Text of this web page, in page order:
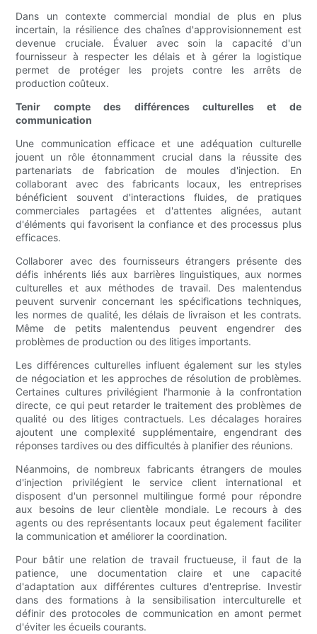
Dans un contexte commercial mondial de plus en plus
incertain, la résilience des chaînes d'approvisionnement est
devenue cruciale. Évaluer avec soin la capacité d'un
fournisseur à respecter les délais et à gérer la logistique
permet de protéger les projets contre les arrêts de
production coûteux.
Tenir compte des différences culturelles et de
communication
Une communication efficace et une adéquation culturelle
jouent un rôle étonnamment crucial dans la réussite des
partenariats de fabrication de moules d'injection. En
collaborant avec des fabricants locaux, les entreprises
bénéficient souvent d'interactions fluides, de pratiques
commerciales partagées et d'attentes alignées, autant
d'éléments qui favorisent la confiance et des processus plus
efficaces.
Collaborer avec des fournisseurs étrangers présente des
défis inhérents liés aux barrières linguistiques, aux normes
culturelles et aux méthodes de travail. Des malentendus
peuvent survenir concernant les spécifications techniques,
les normes de qualité, les délais de livraison et les contrats.
Même de petits malentendus peuvent engendrer des
problèmes de production ou des litiges importants.
Les différences culturelles influent également sur les styles
de négociation et les approches de résolution de problèmes.
Certaines cultures privilégient l'harmonie à la confrontation
directe, ce qui peut retarder le traitement des problèmes de
qualité ou des litiges contractuels. Les décalages horaires
ajoutent une complexité supplémentaire, engendrant des
réponses tardives ou des difficultés à planifier des réunions.
Néanmoins, de nombreux fabricants étrangers de moules
d'injection privilégient le service client international et
disposent d'un personnel multilingue formé pour répondre
aux besoins de leur clientèle mondiale. Le recours à des
agents ou des représentants locaux peut également faciliter
la communication et améliorer la coordination.
Pour bâtir une relation de travail fructueuse, il faut de la
patience, une documentation claire et une capacité
d'adaptation aux différentes cultures d'entreprise. Investir
dans des formations à la sensibilisation interculturelle et
définir des protocoles de communication en amont permet
d'éviter les écueils courants.